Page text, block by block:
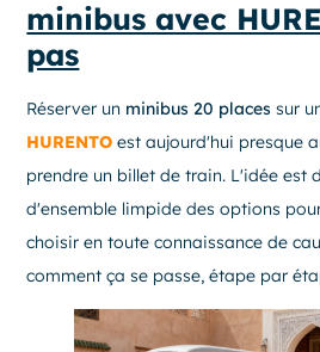
minibus avec
pas
Réserver un minibus 20 places sur
HURENTO est aujourd'hui presque
prendre un billet de train. L'idée est
d'ensemble limpide des options
choisir en toute connaissance de
comment ça se passe, étape par